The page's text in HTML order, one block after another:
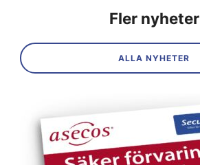
Fler nyheter
ALLA NYHETER